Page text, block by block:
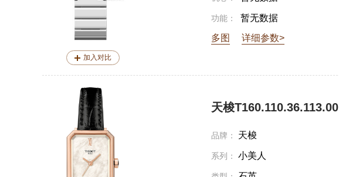
加入对比
功能： 暂无数据
多图
详细参数>
天梭T160.110.36.113.00
品牌： 天梭
系列： 小美人